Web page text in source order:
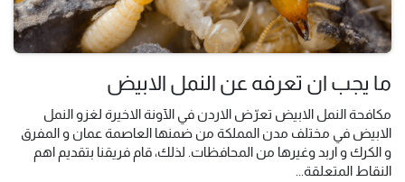
ما يجب ان تعرفه عن النمل الابيض
مكافحة النمل الابيض تعرّض الاردن في الآونة الاخيرة لغزو النمل
الابيض في مختلف مدن المملكة من ضمنها العاصمة عمان و المفرق
و الكرك و اربد وغيرها من المحافظات. لذلك، قام فريقنا بتقديم اهم
النقاط المتعلقة...